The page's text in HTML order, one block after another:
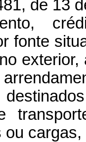
de 13
fonte
ou